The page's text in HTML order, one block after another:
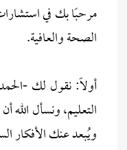
مرحبًا بك في
الصحة والعافية.
أولاً: نقول لك -
التعليم، ونسأل الله
ويُبعد عنك الأفكار